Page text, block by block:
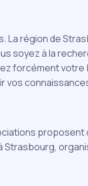
région de
soyez à la
forcément votre
vos